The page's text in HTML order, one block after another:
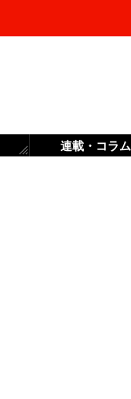
連載・コラム